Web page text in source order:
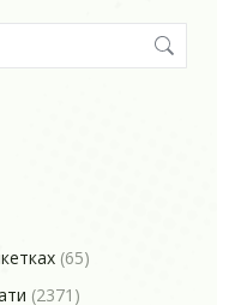
(65)
(2371)